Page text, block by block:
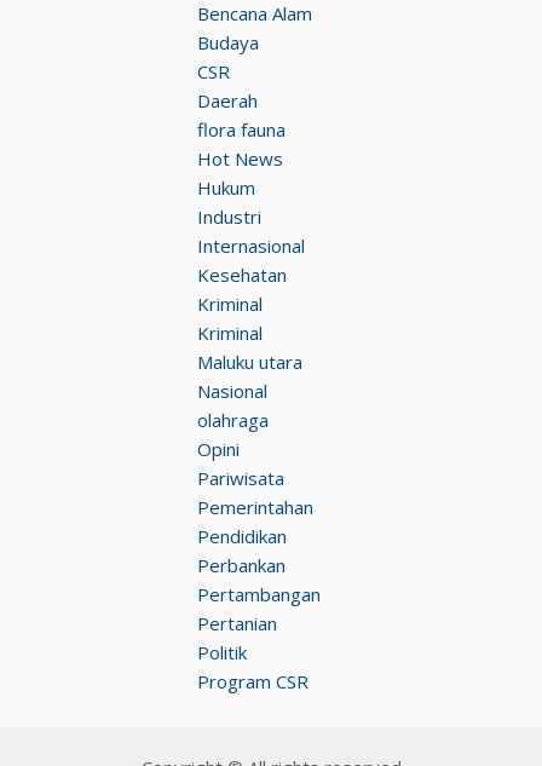
Bencana Alam
Budaya
CSR
Daerah
flora fauna
Hot News
Hukum
Industri
Internasional
Kesehatan
Kriminal
Kriminal
Maluku utara
Nasional
olahraga
Opini
Pariwisata
Pemerintahan
Pendidikan
Perbankan
Pertambangan
Pertanian
Politik
Program CSR